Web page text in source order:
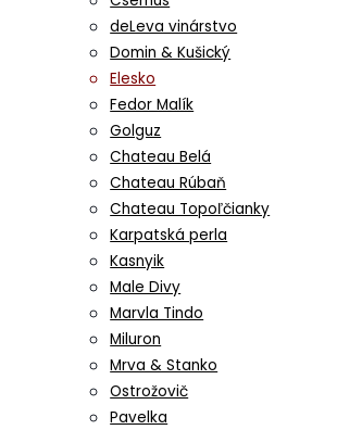
deLeva vinárstvo
Domin & Kušický
Elesko
Fedor Malík
Golguz
Chateau Belá
Chateau Rúbaň
Chateau Topoľčianky
Karpatská perla
Kasnyik
Male Divy
Marvla Tindo
Miluron
Mrva & Stanko
Ostrožovič
Pavelka